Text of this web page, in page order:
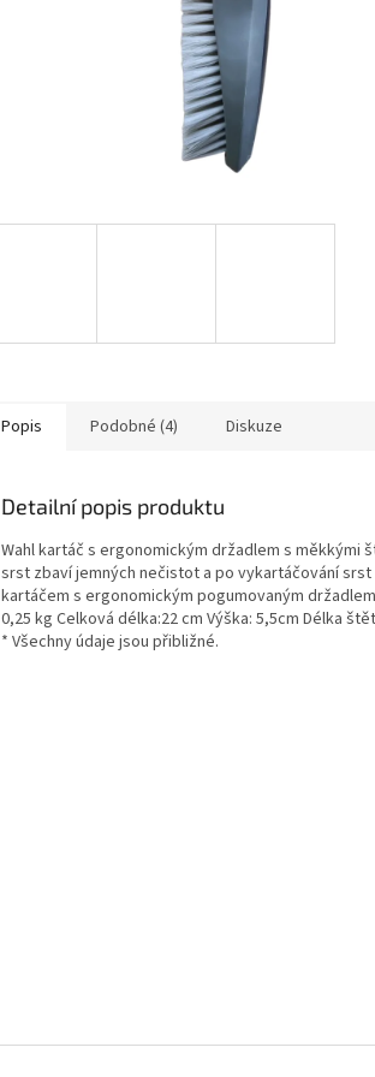
Popis Podobné (4) Diskuze
Detailní popis produktu
Wahl kartáč s ergonomickým držadlem s měkkými
srst zbaví jemných nečistot a po vykartáčování
kartáčem s ergonomickým pogumovaným
0,25 kg Celková délka:22 cm Výška: 5,5cm Délka
* Všechny údaje jsou přibližné.